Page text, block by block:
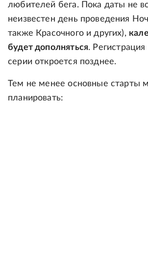
любителей бега. Пока даты не
неизвестен день проведения
также Красочного и других),
будет дополняться. Регистрация
серии откроется позднее.
Тем не менее основные старты
планировать: